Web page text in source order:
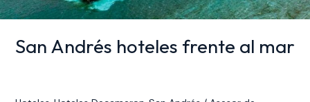
San Andrés hoteles frente al mar